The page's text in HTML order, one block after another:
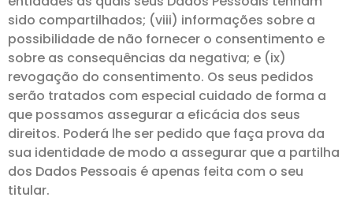
sido compartilhados; (viii) informações sobre a
possibilidade de não fornecer o consentimento e
sobre as consequências da negativa; e (ix)
revogação do consentimento. Os seus pedidos
serão tratados com especial cuidado de forma a
que possamos assegurar a eficácia dos seus
direitos. Poderá lhe ser pedido que faça prova da
sua identidade de modo a assegurar que a partilha
dos Dados Pessoais é apenas feita com o seu
titular.